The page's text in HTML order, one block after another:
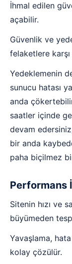
İhmal edilen
açabilir.
Güvenlik ve
felaketlere karşı
Yedeklemenin
sunucu hatası
anda
saatler içinde
devam
bir anda
paha biçilmez
Performans
Sitenin hızı ve
büyümeden
Yavaşlama,
kolay çözülür.